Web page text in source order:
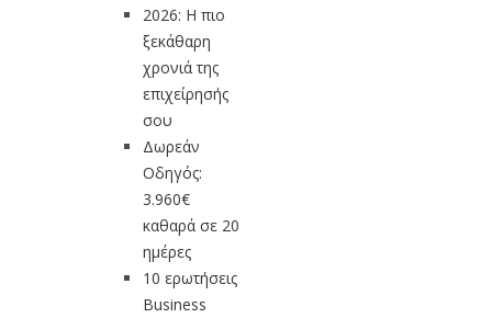
2026: Η πιο
ξεκάθαρη
χρονιά της
επιχείρησής
σου
Δωρεάν
Οδηγός:
3.960€
καθαρά σε 20
ημέρες
10 ερωτήσεις
Business